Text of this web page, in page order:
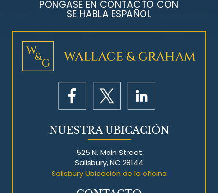
PÓNGASE EN CONTACTO CON
SE HABLA ESPAÑOL
NUESTRA UBICACIÓN
525 N. Main Street
Salisbury, NC 28144
Salisbury Ubicación de la oficina